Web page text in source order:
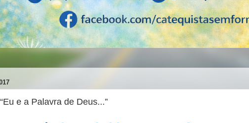
e a Palavra de Deus...”